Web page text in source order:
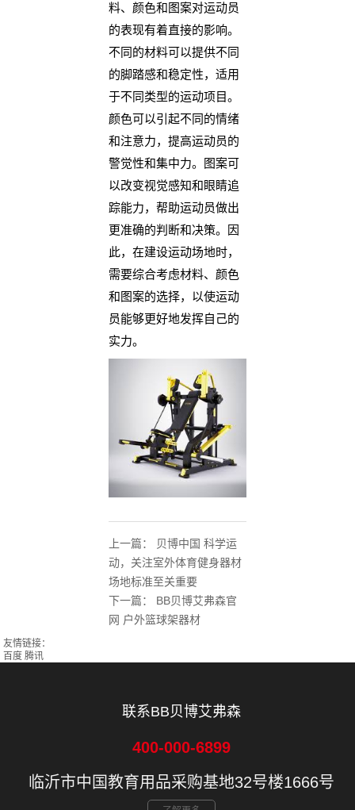
料、颜色和图案对运动员
的表现有着直接的影响。
不同的材料可以提供不同
的脚踏感和稳定性，适用
于不同类型的运动项目。
颜色可以引起不同的情绪
和注意力，提高运动员的
警觉性和集中力。图案可
以改变视觉感知和眼睛追
踪能力，帮助运动员做出
更准确的判断和决策。因
此，在建设运动场地时，
需要综合考虑材料、颜色
和图案的选择，以使运动
员能够更好地发挥自己的
实力。
上一篇：
贝博中国 科学运
动，关注室外体育健身器材
场地标准至关重要
下一篇： BB贝博艾弗森官
网 户外篮球架器材
友情链接：
百度 腾讯
联系BB贝博艾弗森
400-000-6899
临沂市中国教育用品采购基地32号楼1666号